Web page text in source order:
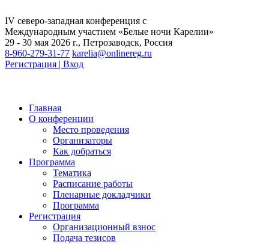
IV северо-западная конференция с
Международным участием «Белые ночи Карелии»
29 - 30 мая 2026 г., Петрозаводск, Россия
8-960-279-31-77 karelia@onlinereg.ru
Регистрация | Вход
Главная
О конференции
Место проведения
Организаторы
Как добраться
Программа
Тематика
Расписание работы
Пленарные докладчики
Программа
Регистрация
Организационный взнос
Подача тезисов